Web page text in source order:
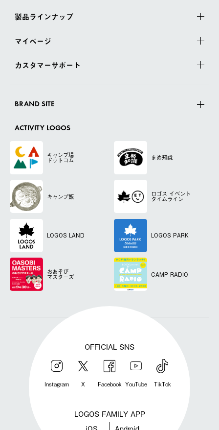
製品ラインナップ
マイページ
カスタマーサポート
BRAND SITE
ACTIVITY LOGOS
キャンプ場
ドットコム まめ知識
キャンプ飯 ロゴス イベント
タイムライン
LOGOS LAND LOGOS PARK
おあそび
マスターズ CAMP RADIO
OFFICIAL SNS
Instagram X Facebook YouTube TikTok
LOGOS FAMILY APP